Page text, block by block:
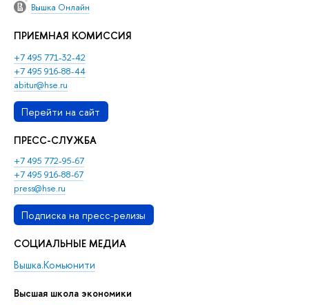
Вышка Онлайн
ПРИЕМНАЯ КОМИССИЯ
+7 495 771-32-42
+7 495 916-88-44
abitur@hse.ru
Перейти на сайт
ПРЕСС-СЛУЖБА
+7 495 772-95-67
+7 495 916-88-67
press@hse.ru
Подписка на пресс-релизы
СОЦИАЛЬНЫЕ МЕДИА
Вышка.Комьюнити
Высшая школа экономики